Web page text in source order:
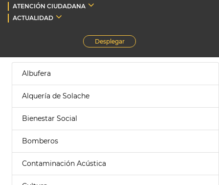
ATENCIÓN CIUDADANA
ACTUALIDAD
Desplegar
Albufera
Alquería de Solache
Bienestar Social
Bomberos
Contaminación Acústica